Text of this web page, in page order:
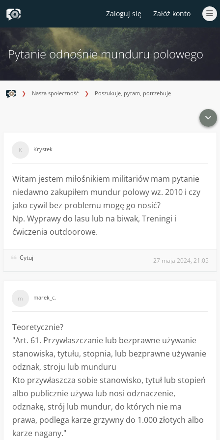
Zaloguj się Załóż konto
Pytanie odnośnie munduru polowego
Nasza społeczność Poszukuję, pytam, potrzebuję
Krystek
Witam jestem miłośnikiem militariów mam pytanie
niedawno zakupiłem mundur polowy wz. 2010 i czy
jako cywil bez problemu mogę go nosić?
Np. Wyprawy do lasu lub na biwak, Treningi i
ćwiczenia outdoorowe.
Cytuj 27 maja 2024, 21:05
marek_c.
Teoretycznie?
"Art. 61. Przywłaszczanie lub bezprawne używanie
stanowiska, tytułu, stopnia, lub bezprawne używanie
odznak, stroju lub munduru
Kto przywłaszcza sobie stanowisko, tytuł lub stopień
albo publicznie używa lub nosi odznaczenie,
odznakę, strój lub mundur, do których nie ma
prawa, podlega karze grzywny do 1.000 złotych albo
karze nagany."